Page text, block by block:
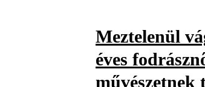
Meztelenül
éves
művészetnek